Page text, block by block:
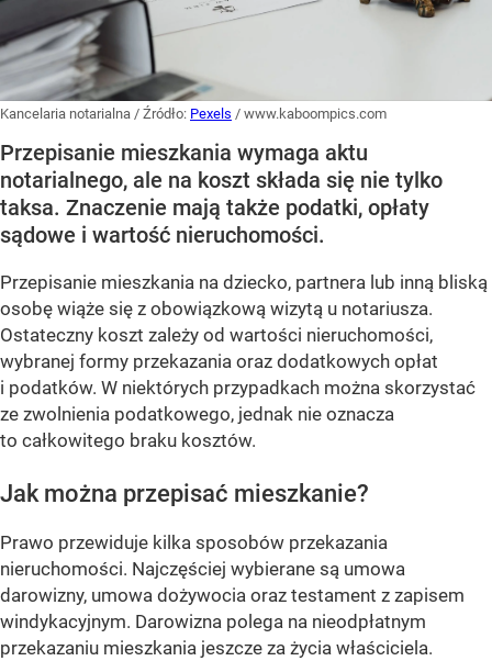
Kancelaria notarialna / Źródło: Pexels / www.kaboompics.com
Przepisanie mieszkania wymaga aktu
notarialnego, ale na koszt składa się nie tylko
taksa. Znaczenie mają także podatki, opłaty
sądowe i wartość nieruchomości.
Przepisanie mieszkania na dziecko, partnera lub inną bliską
osobę wiąże się z obowiązkową wizytą u notariusza.
Ostateczny koszt zależy od wartości nieruchomości,
wybranej formy przekazania oraz dodatkowych opłat
i podatków. W niektórych przypadkach można skorzystać
ze zwolnienia podatkowego, jednak nie oznacza
to całkowitego braku kosztów.
Jak można przepisać mieszkanie?
Prawo przewiduje kilka sposobów przekazania
nieruchomości. Najczęściej wybierane są umowa
darowizny, umowa dożywocia oraz testament z zapisem
windykacyjnym. Darowizna polega na nieodpłatnym
przekazaniu mieszkania jeszcze za życia właściciela.